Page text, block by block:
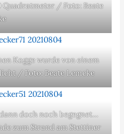
Quadratmeter / Foto: Beate
Kogge wurde von einem
/ Foto: Beate Lemcke
doch noch begegnet…
zum Strand am Stettiner